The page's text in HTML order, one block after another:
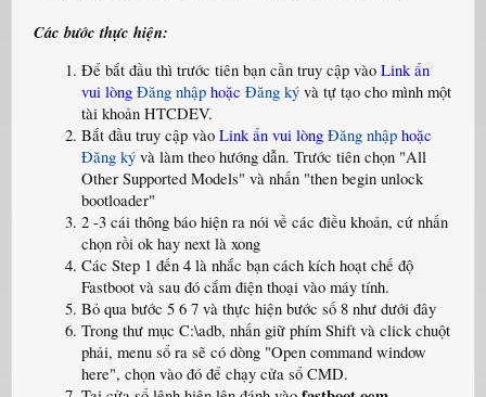
Các bước thực hiện:
Để bắt đầu thì trước tiên bạn cần truy cập vào Link ẩn
vui lòng Đăng nhập hoặc Đăng ký và tự tạo cho mình một
tài khoản HTCDEV.
Bắt đầu truy cập vào Link ẩn vui lòng Đăng nhập hoặc
Đăng ký và làm theo hướng dẫn. Trước tiên chọn "All
Other Supported Models" và nhấn "then begin unlock
bootloader"
2 -3 cái thông báo hiện ra nói về các điều khoản, cứ nhấn
chọn rồi ok hay next là xong
Các Step 1 đến 4 là nhắc bạn cách kích hoạt chế độ
Fastboot và sau đó cắm điện thoại vào máy tính.
Bỏ qua bước 5 6 7 và thực hiện bước số 8 như dưới đây
Trong thư mục C:\adb, nhấn giữ phím Shift và click chuột
phải, menu sổ ra sẽ có dòng "Open command window
here", chọn vào đó để chạy cửa sổ CMD.